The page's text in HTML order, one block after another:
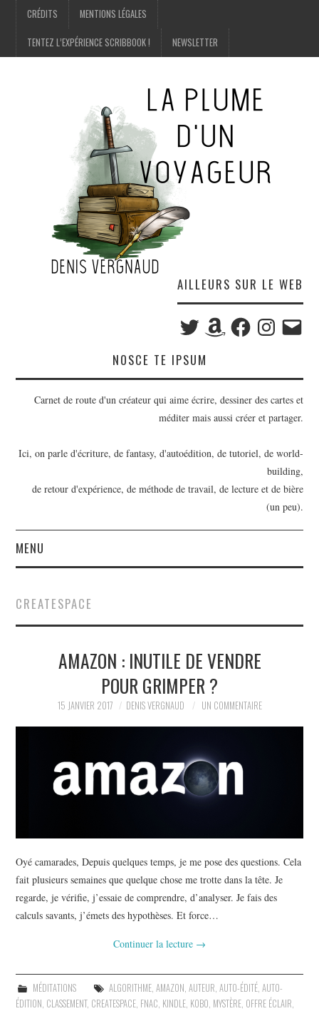
CRÉDITS MENTIONS LÉGALES
TENTEZ L’EXPÉRIENCE SCRIBBOOK ! NEWSLETTER
AILLEURS SUR LE WEB
Twitter AmazonFacebookInstagram
E-
mail
NOSCE TE IPSUM
Carnet de route d'un créateur qui aime écrire, dessiner des cartes et
méditer mais aussi créer et partager.
Ici, on parle d'écriture, de fantasy, d'autoédition, de tutoriel, de world-
building,
de retour d'expérience, de méthode de travail, de lecture et de bière
(un peu).
MENU
OUTILS D’ÉCRIVAIN
L’AUTEUR
LE CARTOGRAPHE
CONTACT
CREATESPACE
AMAZON : INUTILE DE VENDRE
POUR GRIMPER ?
15 JANVIER 2017 DENIS VERGNAUD UN COMMENTAIRE
Oyé camarades, Depuis quelques temps, je me pose des questions. Cela
fait plusieurs semaines que quelque chose me trotte dans la tête. Je
regarde, je vérifie, j’essaie de comprendre, d’analyser. Je fais des
calculs savants, j’émets des hypothèses. Et force…
Continuer la lecture →
MÉDITATIONS ALGORITHME, AMAZON, AUTEUR, AUTO-ÉDITÉ, AUTO-
ÉDITION, CLASSEMENT, CREATESPACE, FNAC, KINDLE, KOBO, MYSTÈRE, OFFRE ÉCLAIR,